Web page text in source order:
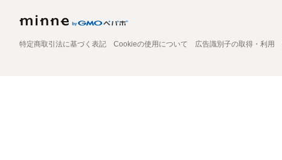
特定商取引法に基づく表記 Cookieの使用について 広告識別子の取得・利用